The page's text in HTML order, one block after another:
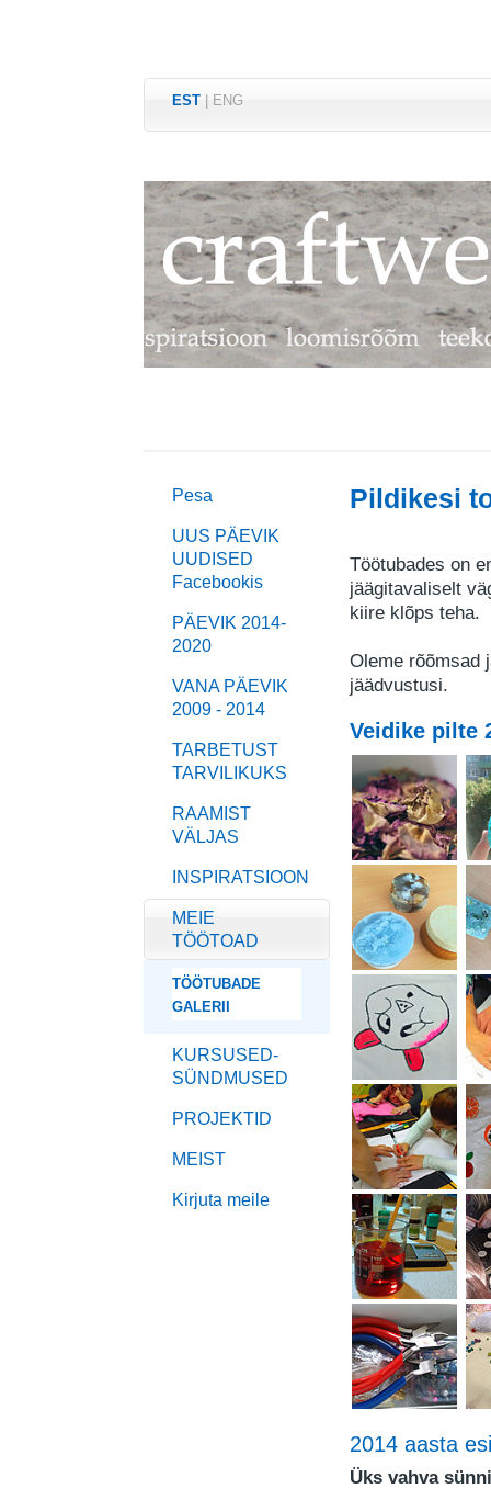
EST ENG
Pesa
UUS PÄEVIK
UUDISED
Facebookis
PÄEVIK 2014-
2020
VANA PÄEVIK
2009 - 2014
TARBETUST
TARVILIKUKS
RAAMIST
VÄLJAS
INSPIRATSIOON
MEIE
TÖÖTOAD
TÖÖTUBADE
GALERII
KURSUSED-
SÜNDMUSED
PROJEKTID
MEIST
Kirjuta meile
Pildikesi
Töötubades on
jäägitavaliselt
kiire klõps teha.
Oleme rõõmsad
jäädvustusi.
Veidike pilte
2014 aasta
Üks vahva